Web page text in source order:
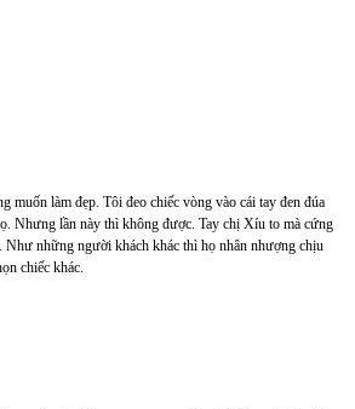
làm đẹp. Tôi đeo chiếc vòng vào cái tay đen đúa
Nhưng lần này thì không được. Tay chị Xíu to mà cứng
Như những người khách khác thì họ nhân nhượng chịu
chiếc khác.